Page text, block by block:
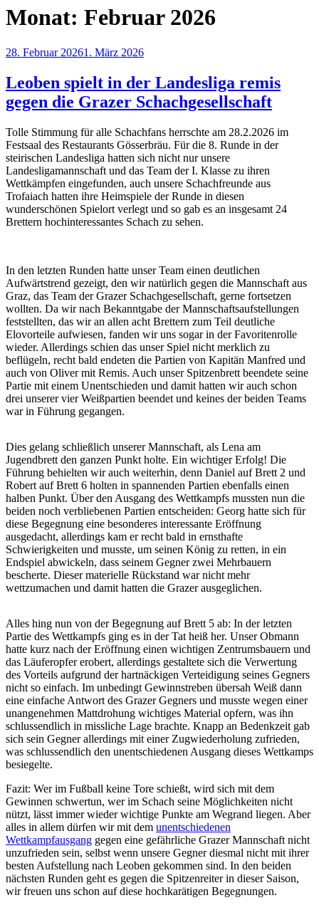
Monat: Februar 2026
Veröffentlicht
28. Februar 20261. März 2026
Leoben spielt in der Landesliga remis
gegen die Grazer Schachgesellschaft
Tolle Stimmung für alle Schachfans herrschte am 28.2.2026 im
Festsaal des Restaurants Gösserbräu. Für die 8. Runde in der
steirischen Landesliga hatten sich nicht nur unsere
Landesligamannschaft und das Team der I. Klasse zu ihren
Wettkämpfen eingefunden, auch unsere Schachfreunde aus
Trofaiach hatten ihre Heimspiele der Runde in diesen
wunderschönen Spielort verlegt und so gab es an insgesamt 24
Brettern hochinteressantes Schach zu sehen.
In den letzten Runden hatte unser Team einen deutlichen
Aufwärtstrend gezeigt, den wir natürlich gegen die Mannschaft aus
Graz, das Team der Grazer Schachgesellschaft, gerne fortsetzen
wollten. Da wir nach Bekanntgabe der Mannschaftsaufstellungen
feststellten, das wir an allen acht Brettern zum Teil deutliche
Elovorteile aufwiesen, fanden wir uns sogar in der Favoritenrolle
wieder. Allerdings schien das unser Spiel nicht merklich zu
beflügeln, recht bald endeten die Partien von Kapitän Manfred und
auch von Oliver mit Remis. Auch unser Spitzenbrett beendete seine
Partie mit einem Unentschieden und damit hatten wir auch schon
drei unserer vier Weißpartien beendet und keines der beiden Teams
war in Führung gegangen.
Dies gelang schließlich unserer Mannschaft, als Lena am
Jugendbrett den ganzen Punkt holte. Ein wichtiger Erfolg! Die
Führung behielten wir auch weiterhin, denn Daniel auf Brett 2 und
Robert auf Brett 6 holten in spannenden Partien ebenfalls einen
halben Punkt. Über den Ausgang des Wettkampfs mussten nun die
beiden noch verbliebenen Partien entscheiden: Georg hatte sich für
diese Begegnung eine besonderes interessante Eröffnung
ausgedacht, allerdings kam er recht bald in ernsthafte
Schwierigkeiten und musste, um seinen König zu retten, in ein
Endspiel abwickeln, dass seinem Gegner zwei Mehrbauern
bescherte. Dieser materielle Rückstand war nicht mehr
wettzumachen und damit hatten die Grazer ausgeglichen.
Alles hing nun von der Begegnung auf Brett 5 ab: In der letzten
Partie des Wettkampfs ging es in der Tat heiß her. Unser Obmann
hatte kurz nach der Eröffnung einen wichtigen Zentrumsbauern und
das Läuferopfer erobert, allerdings gestaltete sich die Verwertung
des Vorteils aufgrund der hartnäckigen Verteidigung seines Gegners
nicht so einfach. Im unbedingt Gewinnstreben übersah Weiß dann
eine einfache Antwort des Grazer Gegners und musste wegen einer
unangenehmen Mattdrohung wichtiges Material opfern, was ihn
schlussendlich in missliche Lage brachte. Knapp an Bedenkzeit gab
sich sein Gegner allerdings mit einer Zugwiederholung zufrieden,
was schlussendlich den unentschiedenen Ausgang dieses Wettkamps
besiegelte.
Fazit: Wer im Fußball keine Tore schießt, wird sich mit dem
Gewinnen schwertun, wer im Schach seine Möglichkeiten nicht
nützt, lässt immer wieder wichtige Punkte am Wegrand liegen. Aber
alles in allem dürfen wir mit dem unentschiedenen
Wettkampfausgang gegen eine gefährliche Grazer Mannschaft nicht
unzufrieden sein, selbst wenn unsere Gegner diesmal nicht mit ihrer
besten Aufstellung nach Leoben gekommen sind. In den beiden
nächsten Runden geht es gegen die Spitzenreiter in dieser Saison,
wir freuen uns schon auf diese hochkarätigen Begegnungen.